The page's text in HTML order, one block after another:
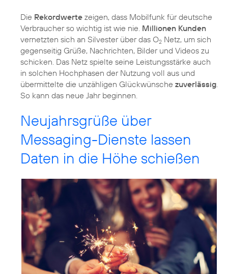
Die Rekordwerte zeigen, dass Mobilfunk für deutsche
Verbraucher so wichtig ist wie nie. Millionen Kunden
vernetzten sich an Silvester über das O2 Netz, um sich
gegenseitig Grüße, Nachrichten, Bilder und Videos zu
schicken. Das Netz spielte seine Leistungsstärke auch
in solchen Hochphasen der Nutzung voll aus und
übermittelte die unzähligen Glückwünsche zuverlässig
So kann das neue Jahr beginnen.
Neujahrsgrüße über
Messaging-Dienste lassen
Daten in die Höhe schießen